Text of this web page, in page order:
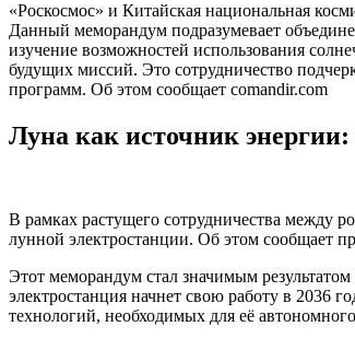
«Роскосмос» и Китайская национальная
Данный меморандум подразумевает
изучение возможностей использования
будущих миссий. Это сотрудничество
программ. Об этом сообщает comandir.com
Луна как источник
В рамках растущего сотрудничества между
лунной электростанции. Об этом сообщает
Этот меморандум стал значимым
электростанция начнет свою работу в 2036
технологий, необходимых для её